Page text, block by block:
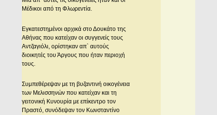
Μέδικοι από τη Φλωρεντία.
Εγκατεστημένοι αρχικά στο Δουκάτο της
Αθήνας που κατείχαν οι συγγενείς τους
Αντζαγιόλι, ορίστηκαν απ` αυτούς
διοικητές του Άργους που ήταν περιοχή
τους.
Συμπεθέρεψαν με τη βυζαντινή οικογένεια
των Μελισσηνών που κατείχαν και τη
γειτονική Κυνουρία με επίκεντρο τον
Πραστό, συνόδεψαν τον Κωνσταντίνο